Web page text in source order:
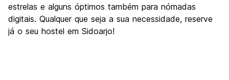
estrelas e alguns óptimos também para nómadas
digitais. Qualquer que seja a sua necessidade, reserve
já o seu hostel em Sidoarjo!